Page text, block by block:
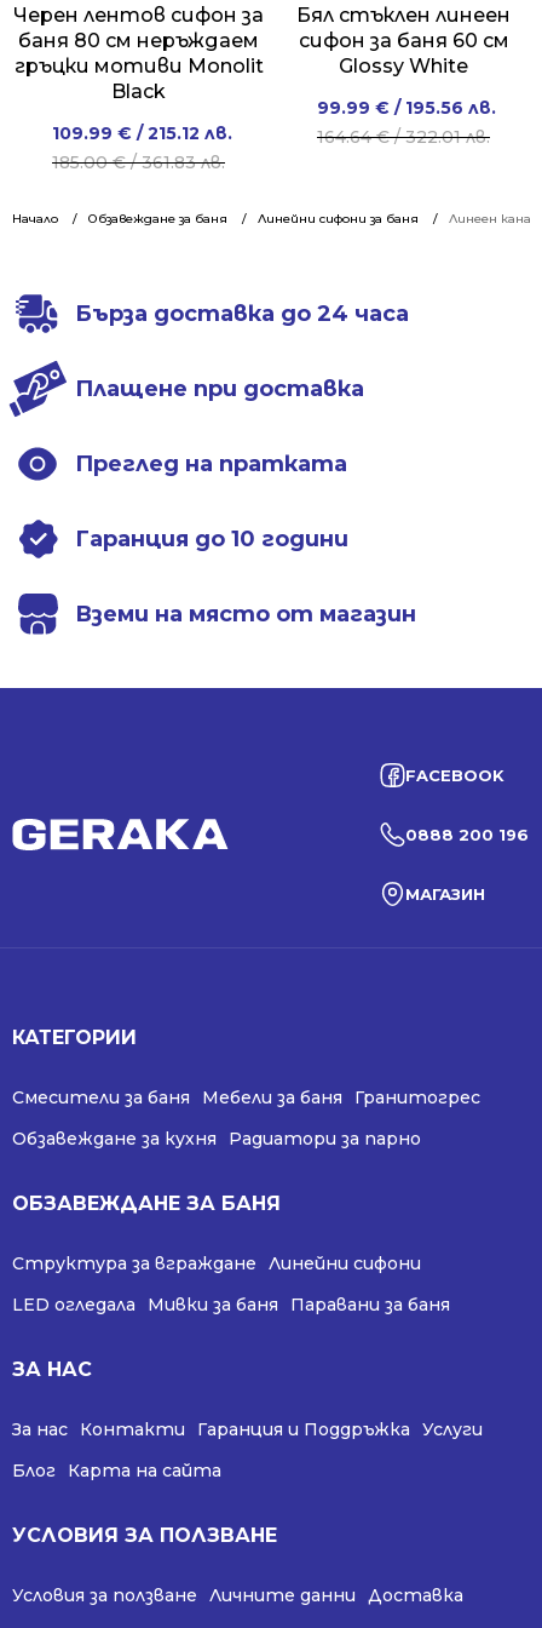
Начало Обзавеждане за баня Линейни сифони за баня Линеен
Черен лентов сифон за
баня 80 см неръждаем
гръцки мотиви Monolit
Black
185.00€/ 361.83 лв.
Original
price
185.00 €
109.99 € / 215.12 лв.
Current
price
109.99 €
Бял стъклен линеен
сифон за баня 60 см
Glossy White
164.64€/ 322.01 лв.
Original
price
/
99.99 € / 195.56 лв.
Current
price
/
Бърза доставка до 24 часа
Плащене при доставка
Преглед на пратката
Гаранция до 10 години
Вземи на място от магазин
FACEBOOK
0888 200 196
МАГАЗИН
КАТЕГОРИИ
Смесители за баня Мебели за баня
Гранитогрес
Обзавеждане за кухня
Радиатори за парно
ОБЗАВЕЖДАНЕ ЗА БАНЯ
Структура за вграждане
Линейни сифони
LED огледала
Мивки за баня Паравани за баня
ЗА НАС
За нас Контакти Гаранция и Поддръжка
Услуги
Блог
Карта на сайта
УСЛОВИЯ ЗА ПОЛЗВАНЕ
Условия за ползване Личните данни
Доставка